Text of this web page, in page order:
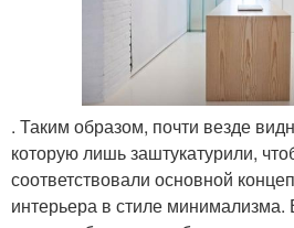
. Таким образом, почти везде
которую лишь заштукатурили,
соответствовали основной
интерьера в стиле минимализма.